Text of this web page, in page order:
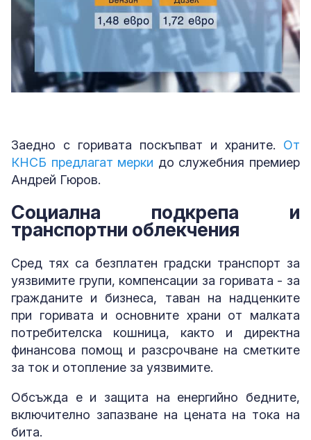
Заедно с горивата поскъпват и храните. От
КНСБ предлагат мерки до служебния премиер
Андрей Гюров.
Социална подкрепа и
транспортни облекчения
Сред тях са безплатен градски транспорт за
уязвимите групи, компенсации за горивата - за
гражданите и бизнеса, таван на надценките
при горивата и основните храни от малката
потребителска кошница, както и директна
финансова помощ и разсрочване на сметките
за ток и отопление за уязвимите.
Обсъжда е и защита на енергийно бедните,
включително запазване на цената на тока на
бита.